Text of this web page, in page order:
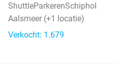
ShuttleParkerenSchiphol
Aalsmeer (+1 locatie)
Verkocht: 1.679